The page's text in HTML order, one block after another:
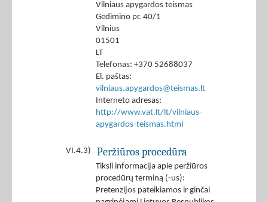
Vilniaus apygardos teismas
Gedimino pr. 40/1
Vilnius
01501
LT
Telefonas: +370 52688037
El. paštas:
vilniaus.apygardos@teismas.lt
Interneto adresas:
http://www.vat.lt/lt/vilniaus-
apygardos-teismas.html
VI.4.3) Peržiūros procedūra
Tiksli informacija apie peržiūros
procedūrų terminą (-us):
Pretenzijos pateikiamos ir ginčai